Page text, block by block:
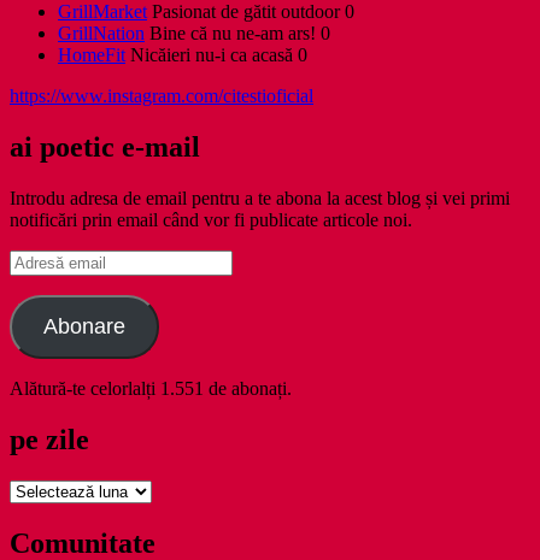
GrillMarketPasionat de gătit outdoor 0
GrillNation Bine că nu ne-am ars! 0
HomeFitNicăieri nu-i ca acasă 0
https://www.instagram.com/citestioficial
ai poetic e-mail
Introdu adresa de email pentru a te abona la acest blog și vei primi
notificări prin email când vor fi publicate articole noi.
Adresă
email
Abonare
Alătură-te celorlalți 1.551 de abonați.
pe zile
pe
Comunitate